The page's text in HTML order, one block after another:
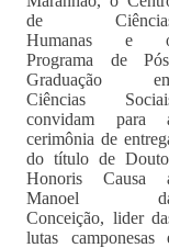
de
Humanas e
Programa de
Graduação
Ciências
convidam para
cerimônia de
do título de
Honoris Causa
Manoel
Conceição, lider
lutas camponesas